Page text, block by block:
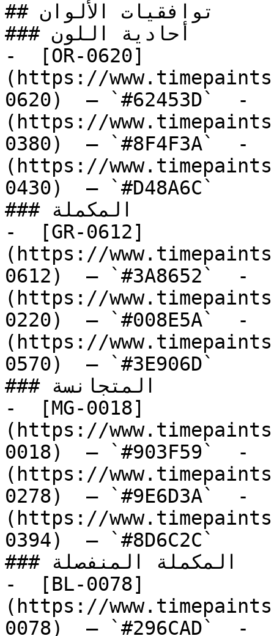
## توافقيات الألوان
### أحادية اللون
-  [OR-0620]
(https://
0620)  — `#62453D`  -
(https://
0380)  — `#8F4F3A`  -
(https://
0430)  — `#D48A6C`
### المكملة
-  [GR-0612]
(https://
0612)  — `#3A8652`  -
(https://
0220)  — `#008E5A`  -
(https://
0570)  — `#3E906D`
### المتجانسة
-  [MG-0018]
(https://
0018)  — `#903F59`  -
(https://
0278)  — `#9E6D3A`  -
(https://
0394)  — `#8D6C2C`
### المكملة المنفصلة
-  [BL-0078]
(https://
0078)  — `#296CAD`  -